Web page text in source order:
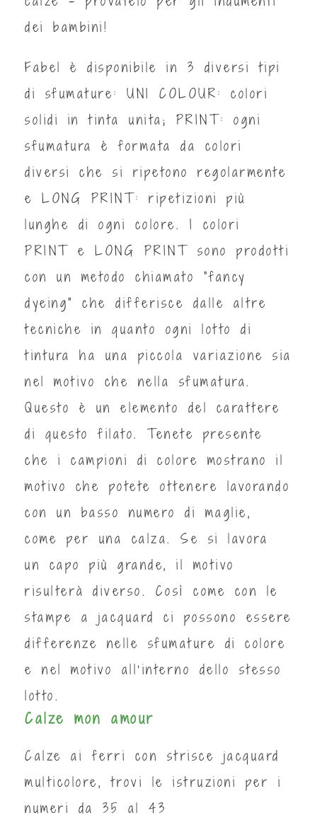
dei bambini!
Fabel è disponibile in 3 diversi tipi
di sfumature: UNI COLOUR: colori
solidi in tinta unita; PRINT: ogni
sfumatura è formata da colori
diversi che si ripetono regolarmente
e LONG PRINT: ripetizioni più
lunghe di ogni colore. I colori
PRINT e LONG PRINT sono prodotti
con un metodo chiamato “fancy
dyeing" che differisce dalle altre
tecniche in quanto ogni lotto di
tintura ha una piccola variazione sia
nel motivo che nella sfumatura.
Questo è un elemento del carattere
di questo filato. Tenete presente
che i campioni di colore mostrano il
motivo che potete ottenere lavorando
con un basso numero di maglie,
come per una calza. Se si lavora
un capo più grande, il motivo
risulterà diverso. Così come con le
stampe a jacquard ci possono essere
differenze nelle sfumature di colore
e nel motivo all’interno dello stesso
lotto.
Calze mon amour
Calze ai ferri con strisce jacquard
multicolore, trovi le istruzioni per i
numeri da 35 al 43